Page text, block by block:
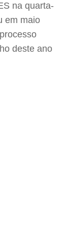
na quarta-
em maio
deste ano